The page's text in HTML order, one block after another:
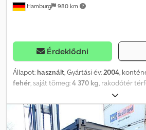
Hamburg 980 km
Érdeklődni
Állapot: használt, Gyártási év: 2004,
fehér, saját tömeg:4 370 kg , rakodótér
, raktér
raktérmagasság:2 690 mm, Felszereltség:
légkondicionálás
, A hirdetésben egy 40
értékesítésre, melybe egy 2004-es